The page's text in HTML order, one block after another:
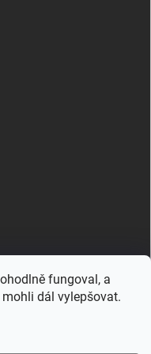
fungoval, a
dál vylepšovat.